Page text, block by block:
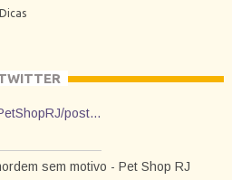
post…
sem motivo - Pet Shop RJ